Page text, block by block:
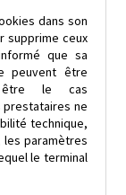
dans son
supprime ceux
que sa
peuvent être
être le cas
prestataires ne
technique,
les paramètres
le terminal